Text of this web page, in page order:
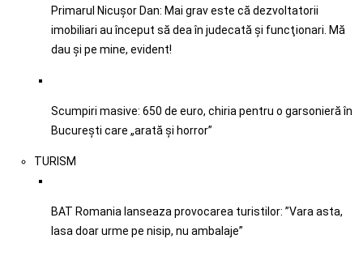
Primarul Nicușor Dan: Mai grav este că dezvoltatorii
imobiliari au început să dea în judecată şi funcţionari. Mă
dau şi pe mine, evident!
Scumpiri masive: 650 de euro, chiria pentru o garsonieră în
București care „arată și horror”
TURISM
BAT Romania lanseaza provocarea turistilor: ”Vara asta,
lasa doar urme pe nisip, nu ambalaje”